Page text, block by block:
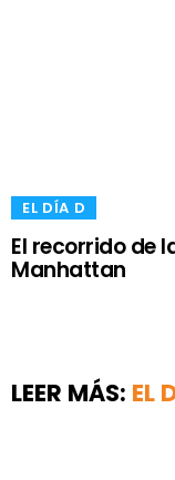
​EL DÍA D
El recorrido de
Manhattan
LEER MÁS: ​EL